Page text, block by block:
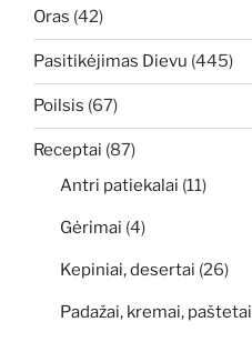
Oras (42)
Pasitikėjimas Dievu (445)
Poilsis (67)
Receptai (87)
Antri patiekalai (11)
Gėrimai (4)
Kepiniai, desertai (26)
Padažai, kremai, paštetai